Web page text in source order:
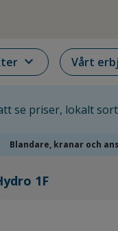
expand_more Vårt
se priser, lokalt
Blandare, kranar och
1F